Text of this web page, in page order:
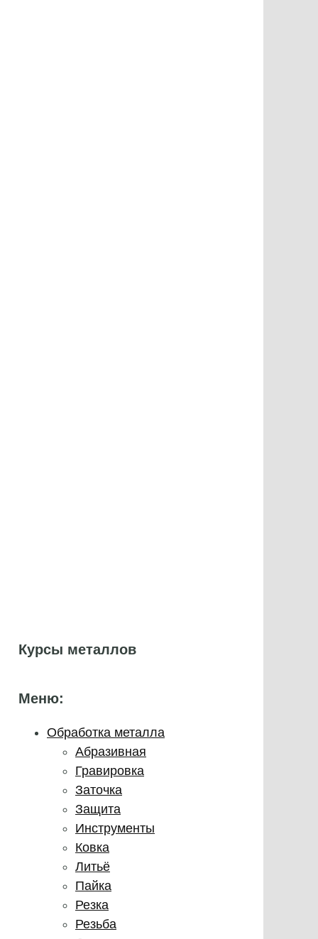
Курсы металлов
Меню:
Обработка металла
Абразивная
Гравировка
Заточка
Защита
Инструменты
Ковка
Литьё
Пайка
Резка
Резьба